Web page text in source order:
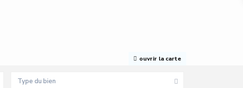
ouvrir la carte
Type du bien